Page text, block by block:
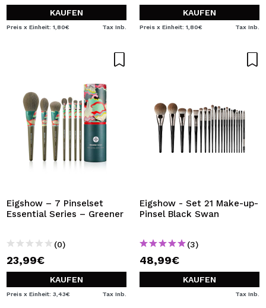
KAUFEN
Preis x Einheit: 1,80€ Tax Inb.
KAUFEN
Preis x Einheit: 1,80€ Tax Inb.
Eigshow – 7 Pinselset
Essential Series – Greener
(0)
23,99€
KAUFEN
Preis x Einheit: 3,43€ Tax Inb.
Eigshow - Set 21 Make-up-
Pinsel Black Swan
(3)
48,99€
KAUFEN
Tax Inb.